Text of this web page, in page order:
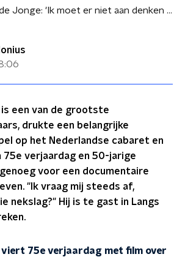
Freek de Jonge: 'Ik moet er niet aan denken om te stoppen'
een van de grootste
drukte een belangrijke
op het Nederlandse cabaret en
verjaardag en 50-jarige
voor een documentaire
"Ik vraag mij steeds af,
nekslag?" Hij is te gast in Langs
viert 75e verjaardag met film over